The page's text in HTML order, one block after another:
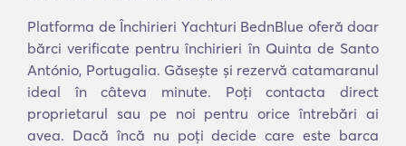
Platforma de Închirieri Yachturi BednBlue oferă doar
bărci verificate pentru închirieri în Quinta de Santo
António, Portugalia. Găsește și rezervă catamaranul
ideal în câteva minute. Poți contacta direct
proprietarul sau pe noi pentru orice întrebări ai
avea. Dacă încă nu poți decide care este barca